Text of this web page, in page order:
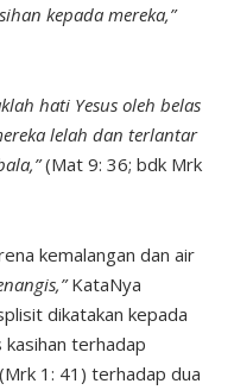
kepada mereka,”
hati Yesus oleh belas
lelah dan terlantar
(Mat 9: 36; bdk Mrk
kemalangan dan air
KataNya
dikatakan kepada
terhadap
1: 41) terhadap dua